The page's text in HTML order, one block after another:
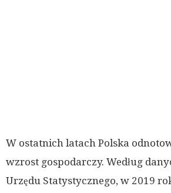
W ostatnich latach Polska
wzrost gospodarczy. Według
Urzędu Statystycznego, w 2019